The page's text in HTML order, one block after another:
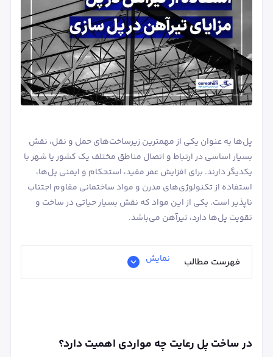
پل‌ها به عنوان یکی از مهمترین زیرساخت‌های حمل و نقل، نقش
بسیار اساسی در ارتباط و اتصال مناطق مختلف یک کشور یا شهر با
یکدیگر دارند. برای افزایش عمر مفید، استحکام و ایمنی پل‌ها،
استفاده از تکنولوژی‌های مدرن و مواد ساختمانی مقاوم اجتناب‌
ناپذیر است. یکی از این مواد که نقش بسیار حیاتی در ساخت و
تقویت پل‌ها دارد، تیرآهن می‌باشد.
فهرست مطالب نمایش
در ساخت پل رعایت چه مواردی اهمیت دارد؟